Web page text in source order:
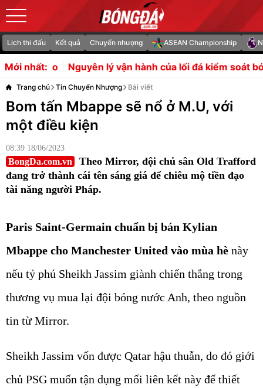
Lịch thi đấu Kết quả Chuyển nhượng ASEAN Championship
Mới nhất:
lý vận hành của lối đá kiểm soát bóng Tiki-taka Người
Trang chủ Tin Chuyển Nhượng Bài viết
Bom tấn Mbappe sẽ nổ ở M.U, với
một điều kiện
08:39 18/06/2023
BongDa.com.vn
Theo Mirror, đội chủ sân Old Trafford
đang trở thành cái tên sáng giá để chiêu mộ tiền đạo
tài năng người Pháp.
Paris Saint-Germain chuẩn bị bán Kylian
Mbappe cho Manchester United vào mùa hè này
nếu tỷ phú Sheikh Jassim giành chiến thắng trong
thương vụ mua lại đội bóng nước Anh, theo nguồn
tin từ Mirror.
Sheikh Jassim vốn được Qatar hậu thuẫn, do đó giới
chủ PSG muốn tận dụng mối liên kết này để thiết